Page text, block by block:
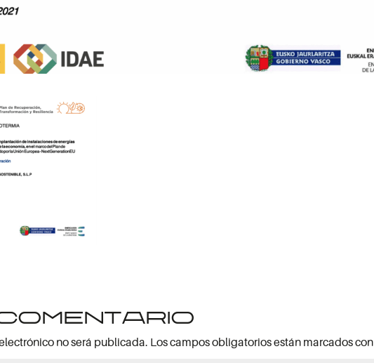
comentario
no será publicada. Los campos obligatorios están marcados con